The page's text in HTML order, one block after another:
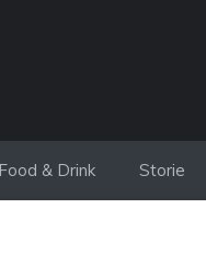
Food & Drink Storie